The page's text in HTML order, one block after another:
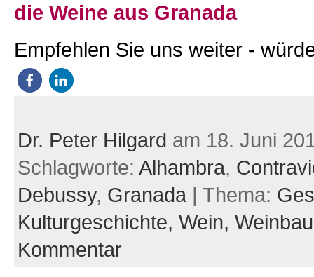
die Weine aus Granada
Empfehlen Sie uns weiter -
Dr. Peter Hilgard am 18. Juni
Schlagworte: Alhambra,
Debussy, Granada| Thema:
Kulturgeschichte, Wein,
Kommentar